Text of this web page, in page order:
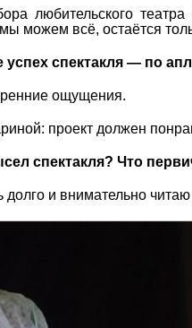
любительского
можем всё, остаётся
успех спектакля — по
ощущения.
проект должен
спектакля? Что
долго и внимательно